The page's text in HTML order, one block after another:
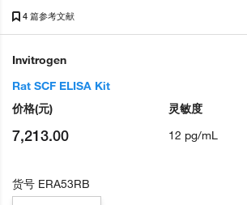
4 篇参考文献
Invitrogen
Rat SCF ELISA Kit
灵敏度
12 pg/mL
价格(元)
7,213.00
货号 ERA53RB